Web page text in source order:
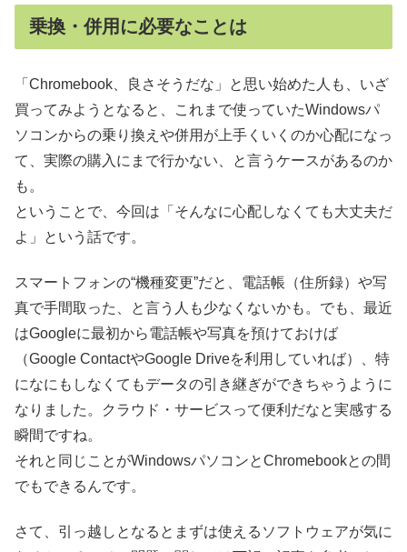
乗換・併用に必要なことは
「Chromebook、良さそうだな」と思い始めた人も、いざ
買ってみようとなると、これまで使っていたWindowsパ
ソコンからの乗り換えや併用が上手くいくのか心配になっ
て、実際の購入にまで行かない、と言うケースがあるのか
も。
ということで、今回は「そんなに心配しなくても大丈夫だ
よ」という話です。
スマートフォンの“機種変更”だと、電話帳（住所録）や写
真で手間取った、と言う人も少なくないかも。でも、最近
はGoogleに最初から電話帳や写真を預けておけば
（Google ContactやGoogle Driveを利用していれば）、特
になにもしなくてもデータの引き継ぎができちゃうように
なりました。クラウド・サービスって便利だなと実感する
瞬間ですね。
それと同じことがWindowsパソコンとChromebookとの間
でもできるんです。
さて、引っ越しとなるとまずは使えるソフトウェアが気に